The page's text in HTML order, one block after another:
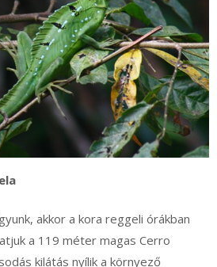
akkor a kora reggeli órákban
a 119 méter magas Cerro
kilátás nyílik a környező